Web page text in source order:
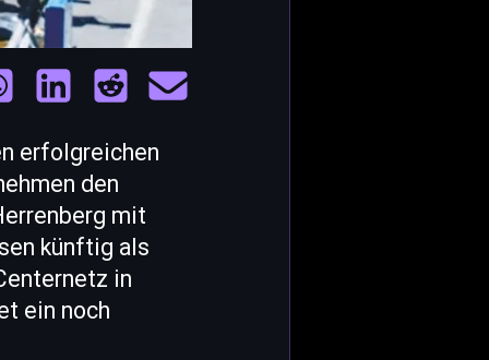
erfolgreichen
den
mit
künftig als
in
ein noch